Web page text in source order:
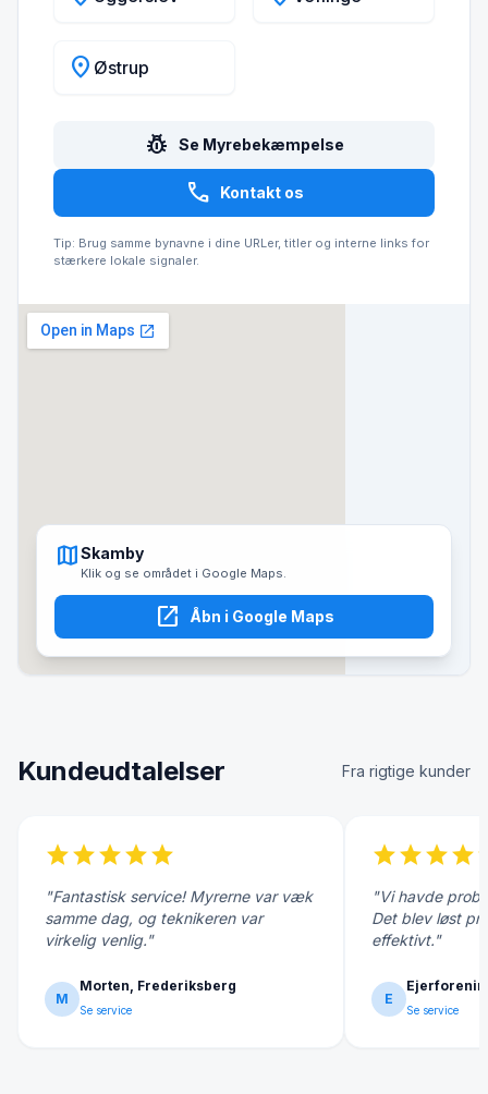
location_on Østrup
pest_control Se Myrebekæmpelse
call Kontakt os
Tip: Brug samme bynavne i dine URLer, titler og interne links for
stærkere lokale signaler.
mapSkamby
Klik og se området i Google Maps.
open_in_new Åbn i Google Maps
Kundeudtalelser Fra rigtige kunder
starstarstarstarstar
"Fantastisk service! Myrerne var væk
samme dag, og teknikeren var
virkelig venlig."
M
Morten, Frederiksberg
Se service
starstarstarstar
"Vi havde
Det blev løst
effektivt."
E
Se service